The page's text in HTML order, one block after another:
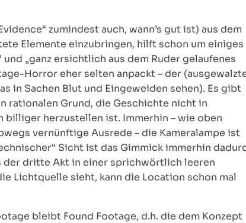
zumindest auch, wann’s gut ist) aus dem
Elemente einzubringen, hilft schon um einiges
„ganz ersichtlich aus dem Ruder gelaufenes
Horror eher selten anpackt – der
in Sachen Blut und Eingeweiden sehen). Es gibt
rationalen Grund, die Geschichte nicht in
billiger herzustellen ist. Immerhin – wie oben
vernünftige Ausrede – die Kameralampe ist
Sicht ist das Gimmick immerhin
der dritte Akt in einer sprichwörtlich leeren
Lichtquelle sieht, kann die Location schon mal
bleibt Found Footage, d.h. die dem Konzept